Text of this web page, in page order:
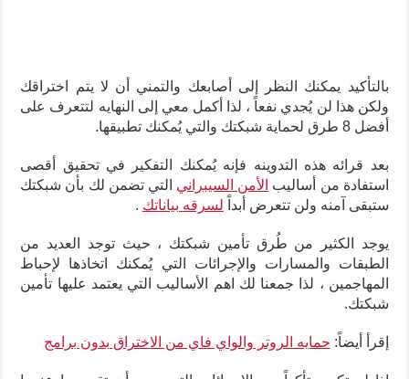
بالتأكيد يمكنك النظر إلى أصابعك والتمني أن لا يتم اختراقك
ولكن هذا لن يُجدي نفعاً ، لذا أكمل معي إلى النهايه لتتعرف على
أفضل 8 طرق لحماية شبكتك والتي يُمكنك تطبيقها.
بعد قرائه هذه التدوينه فإنه يُمكنك التفكير في تحقيق أقصى
استفادة من أساليب الأمن السيبرانيالتي تضمن لك بأن شبكتك
ستبقى آمنه ولن تتعرض أبداً لسرقه بياناتك.
يوجد الكثير من طُرق تأمين شبكتك ، حيث توجد العديد من
الطبقات والمسارات والإجرائات التي يُمكنك اتخاذها لإحباط
المهاجمين ، لذا جمعنا لك اهم الأساليب التي يعتمد عليها تأمين
شبكتك.
إقرأ أيضاً: حمايه الروتر والواي فاي من الاختراق بدون برامج